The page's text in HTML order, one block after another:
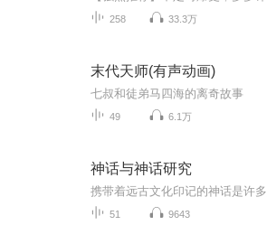
258 33.3万
末代天师(有声动画)
七叔和徒弟马四海的离奇故事
49 6.1万
神话与神话研究
51 9643